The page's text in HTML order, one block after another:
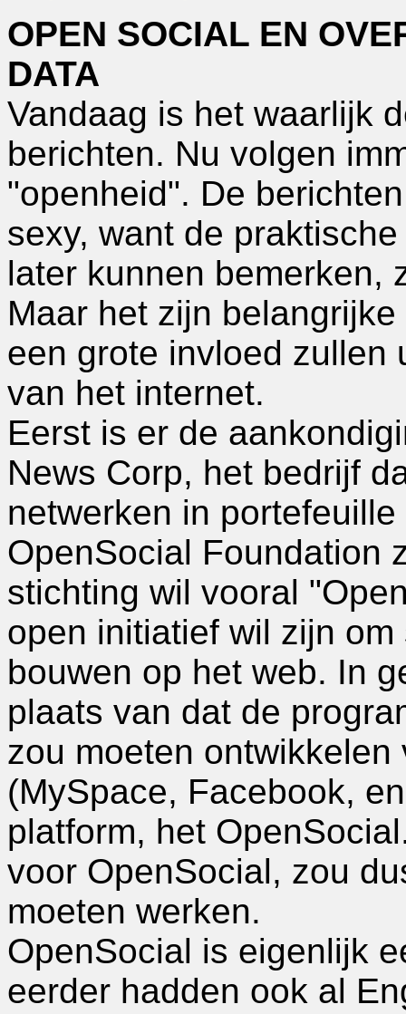
OPEN SOCIAL EN
DATA
Vandaag is het waarlijk
berichten. Nu volgen
"openheid". De
sexy, want de
later kunnen bemerken,
Maar het zijn
een grote invloed zullen
van het internet.
Eerst is er de
News Corp, het bedrijf
netwerken in
OpenSocial Foundation
stichting wil vooral
open initiatief wil zijn
bouwen op het web. In
plaats van dat de
zou moeten
(MySpace, Facebook,
platform, het
voor OpenSocial, zou
moeten werken.
OpenSocial is eigenlijk
eerder hadden ook al